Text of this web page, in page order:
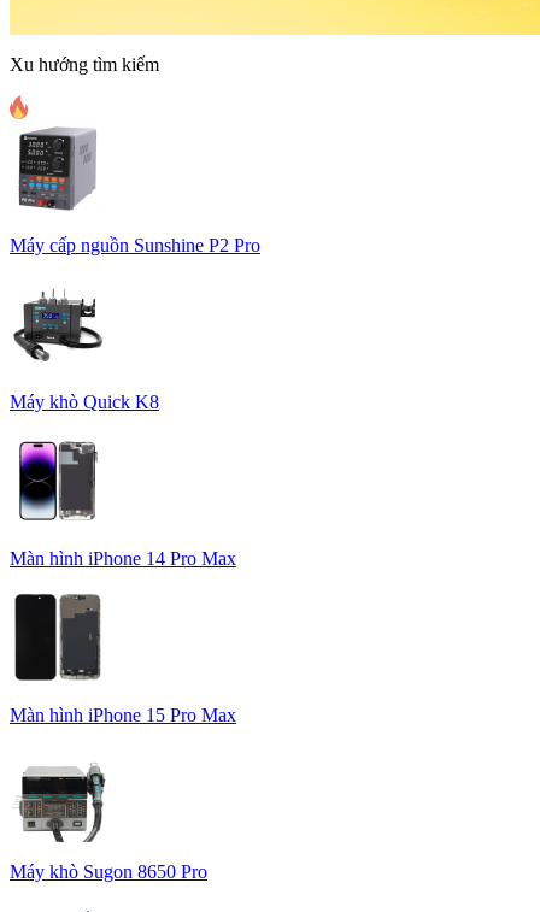
Xu hướng tìm kiếm
Máy cấp nguồn Sunshine P2 Pro
Máy khò Quick K8
Màn hình iPhone 14 Pro Max
Màn hình iPhone 15 Pro Max
Máy khò Sugon 8650 Pro